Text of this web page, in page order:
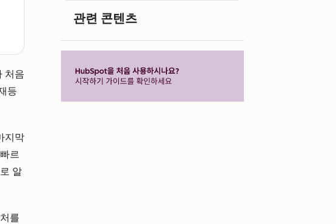
처음
등
지막
르
알
를
관련 콘텐츠